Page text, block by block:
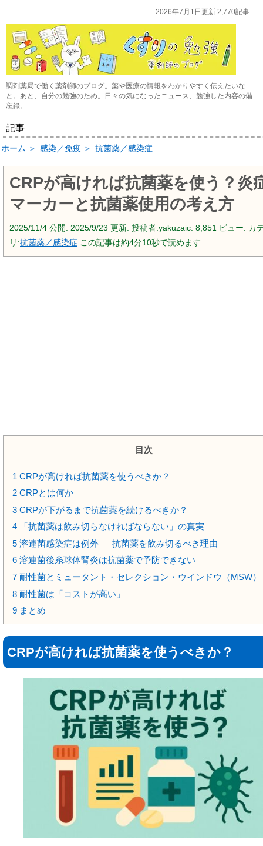
2026年7月1日更新.2,770記事.
調剤薬局で働く薬剤師のブログ。薬や医療の情報をわかりやすく伝えたいな
と。あと、自分の勉強のため。日々の気になったニュース、勉強した内容の備
忘録。
記事
ホーム ＞ 感染／免疫 ＞ 抗菌薬／感染症
CRPが高ければ抗菌薬を使う？炎
マーカーと抗菌薬使用の考え方
2025/11/4 公開. 2025/9/23 更新. 投稿者:yakuzaic. 8,851 ビュー. カ
リ:抗菌薬／感染症 .この記事は約4分10秒で読めます.
目次
1 CRPが高ければ抗菌薬を使うべきか？
2 CRPとは何か
3 CRPが下がるまで抗菌薬を続けるべきか？
4 「抗菌薬は飲み切らなければならない」の真実
5 溶連菌感染症は例外 ― 抗菌薬を飲み切るべき理由
6 溶連菌後糸球体腎炎は抗菌薬で予防できない
7 耐性菌とミュータント・セレクション・ウインドウ（MSW）
8 耐性菌は「コストが高い」
9 まとめ
CRPが高ければ抗菌薬を使うべきか？